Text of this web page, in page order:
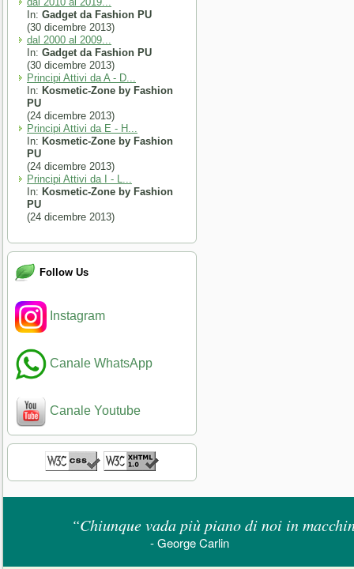
In: Gadget da Fashion PU
(30 dicembre 2013)
dal 2000 al 2009...
In: Gadget da Fashion PU
(30 dicembre 2013)
Principi Attivi da A - D...
In: Kosmetic-Zone by Fashion
PU
(24 dicembre 2013)
Principi Attivi da E - H...
In: Kosmetic-Zone by Fashion
PU
(24 dicembre 2013)
Principi Attivi da I - L...
In: Kosmetic-Zone by Fashion
PU
(24 dicembre 2013)
Follow Us
Instagram
Canale WhatsApp
Canale Youtube
“Chiunque vada più piano di noi in
- George Carlin